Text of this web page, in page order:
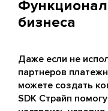
бизнеса
Даже если не
партнеров
можете создать
SDK Страйп